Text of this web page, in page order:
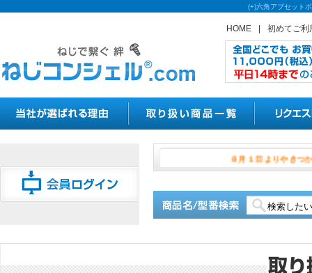
(+)六角アプセット
HOME 初めてご利
８月１日よ